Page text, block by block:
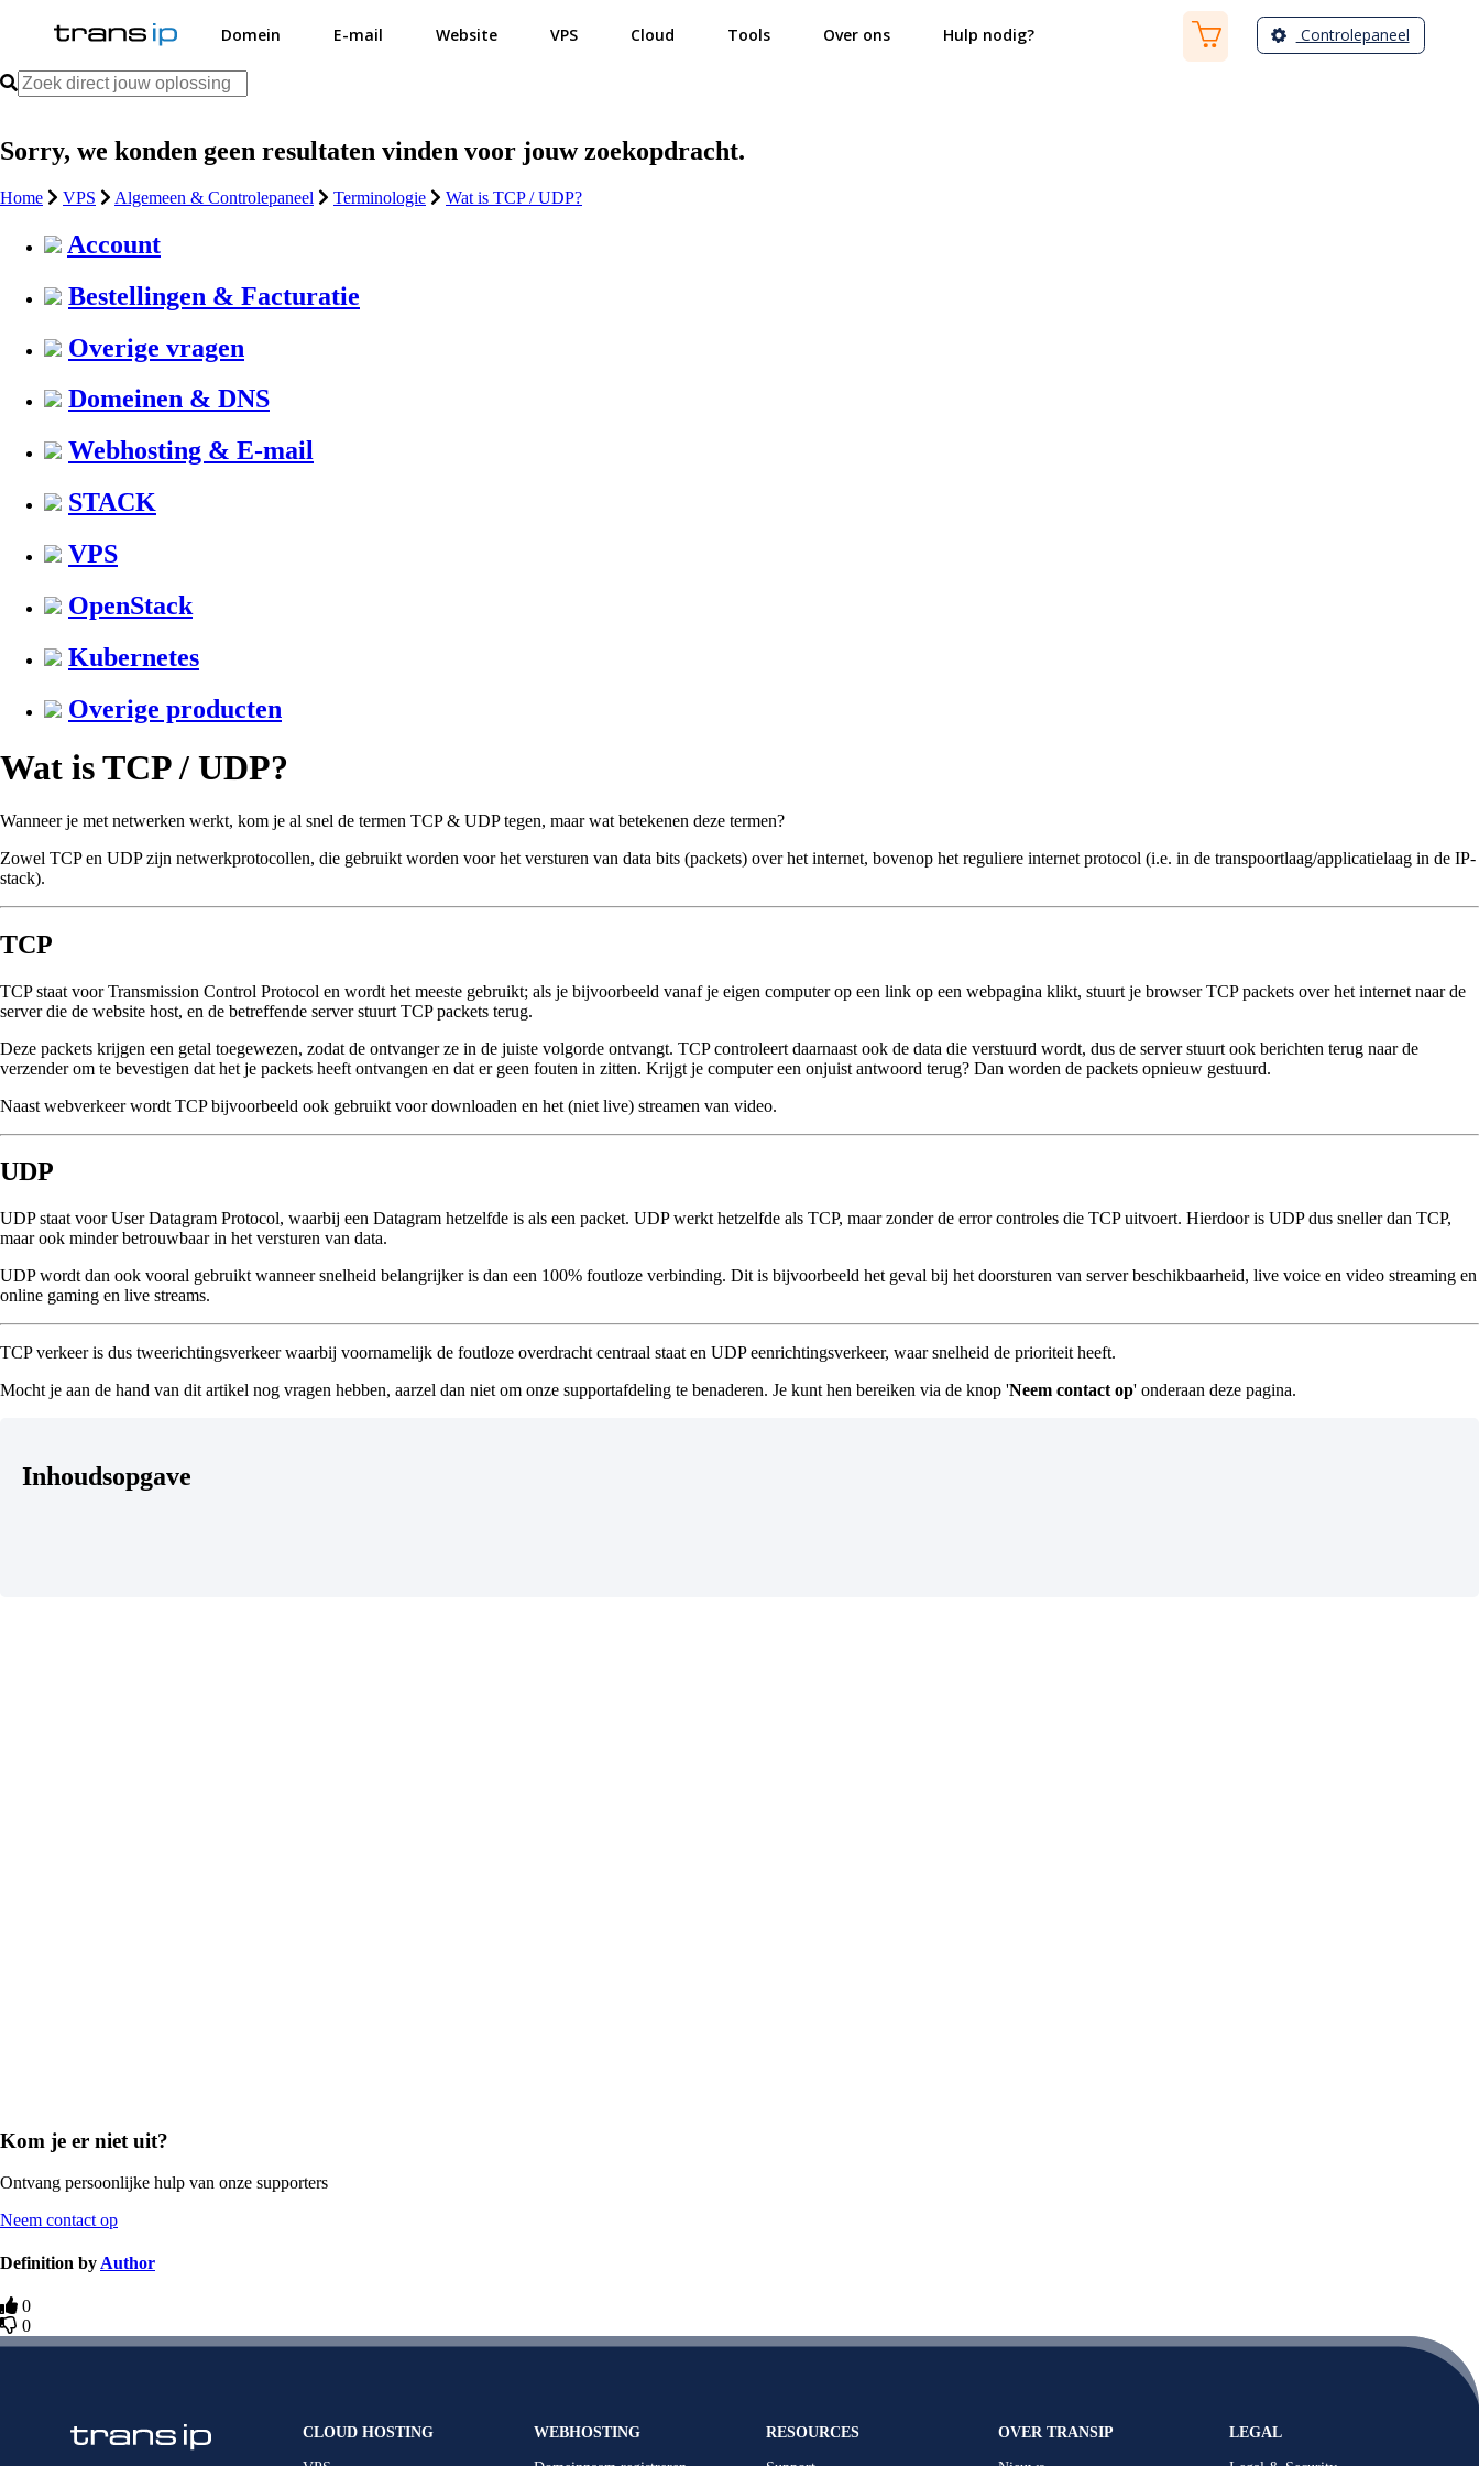
Domein E-mail Website VPS Cloud Tools Over ons Hulp nodig? Controlepaneel
Sorry, we konden geen resultaten vinden voor jouw zoekopdracht.
Home VPS Algemeen & Controlepaneel Terminologie Wat is TCP / UDP?
Account
Bestellingen & Facturatie
Overige vragen
Domeinen & DNS
Webhosting & E-mail
STACK
VPS
OpenStack
Kubernetes
Overige producten
Wat is TCP / UDP?
Wanneer je met netwerken werkt, kom je al snel de termen TCP & UDP tegen, maar wat betekenen deze termen?
Zowel TCP en UDP zijn netwerkprotocollen, die gebruikt worden voor het versturen van data bits (packets) over het internet, bovenop het reguliere internet protocol (i.e. in de transpoortlaag/applicatielaag in de IP-
stack).
TCP
TCP staat voor Transmission Control Protocol en wordt het meeste gebruikt; als je bijvoorbeeld vanaf je eigen computer op een link op een webpagina klikt, stuurt je browser TCP packets over het internet naar de
server die de website host, en de betreffende server stuurt TCP packets terug.
Deze packets krijgen een getal toegewezen, zodat de ontvanger ze in de juiste volgorde ontvangt. TCP controleert daarnaast ook de data die verstuurd wordt, dus de server stuurt ook berichten terug naar de
verzender om te bevestigen dat het je packets heeft ontvangen en dat er geen fouten in zitten. Krijgt je computer een onjuist antwoord terug? Dan worden de packets opnieuw gestuurd.
Naast webverkeer wordt TCP bijvoorbeeld ook gebruikt voor downloaden en het (niet live) streamen van video.
UDP
UDP staat voor User Datagram Protocol, waarbij een Datagram hetzelfde is als een packet. UDP werkt hetzelfde als TCP, maar zonder de error controles die TCP uitvoert. Hierdoor is UDP dus sneller dan TCP,
maar ook minder betrouwbaar in het versturen van data.
UDP wordt dan ook vooral gebruikt wanneer snelheid belangrijker is dan een 100% foutloze verbinding. Dit is bijvoorbeeld het geval bij het doorsturen van server beschikbaarheid, live voice en video streaming en
online gaming en live streams.
TCP verkeer is dus tweerichtingsverkeer waarbij voornamelijk de foutloze overdracht centraal staat en UDP eenrichtingsverkeer, waar snelheid de prioriteit heeft.
Mocht je aan de hand van dit artikel nog vragen hebben, aarzel dan niet om onze supportafdeling te benaderen. Je kunt hen bereiken via de knop 'Neem contact op' onderaan deze pagina.
Inhoudsopgave
Kom je er niet uit?
Ontvang persoonlijke hulp van onze supporters
Neem contact op
Definition by Author
0
0
CLOUD HOSTING WEBHOSTING RESOURCES OVER TRANSIP LEGAL